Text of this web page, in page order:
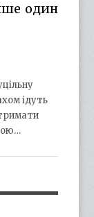
один
ідуть